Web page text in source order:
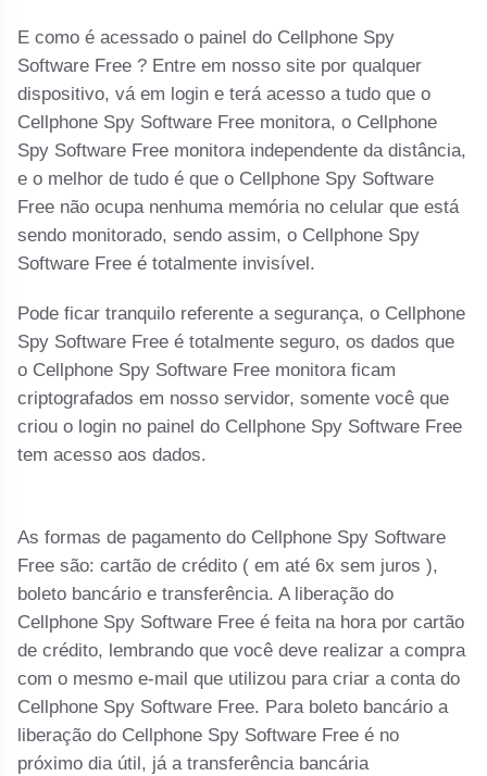
E como é acessado o painel do Cellphone Spy
Software Free ? Entre em nosso site por qualquer
dispositivo, vá em login e terá acesso a tudo que o
Cellphone Spy Software Free monitora, o Cellphone
Spy Software Free monitora independente da distância,
e o melhor de tudo é que o Cellphone Spy Software
Free não ocupa nenhuma memória no celular que está
sendo monitorado, sendo assim, o Cellphone Spy
Software Free é totalmente invisível.
Pode ficar tranquilo referente a segurança, o Cellphone
Spy Software Free é totalmente seguro, os dados que
o Cellphone Spy Software Free monitora ficam
criptografados em nosso servidor, somente você que
criou o login no painel do Cellphone Spy Software Free
tem acesso aos dados.
As formas de pagamento do Cellphone Spy Software
Free são: cartão de crédito ( em até 6x sem juros ),
boleto bancário e transferência. A liberação do
Cellphone Spy Software Free é feita na hora por cartão
de crédito, lembrando que você deve realizar a compra
com o mesmo e-mail que utilizou para criar a conta do
Cellphone Spy Software Free. Para boleto bancário a
liberação do Cellphone Spy Software Free é no
próximo dia útil, já a transferência bancária